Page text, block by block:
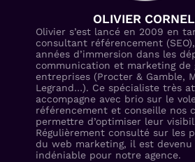
OLIVIER
Olivier s’est lancé en 2009 en
consultant référencement
années d’immersion dans les
communication et marketing de
entreprises (Procter & Gamble,
Legrand…). Ce spécialiste très
accompagne avec brio sur le
référencement et conseille nos
permettre d’optimiser leur
Régulièrement consulté sur les
du web marketing, il est
indéniable pour notre agence.